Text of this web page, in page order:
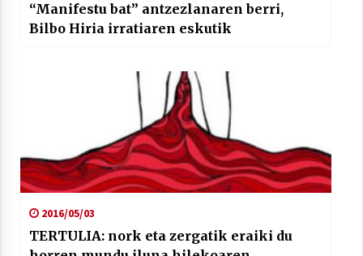
“Manifestu bat” antzezlanaren berri,
Bilbo Hiria irratiaren eskutik
2016/05/03
TERTULIA: nork eta zergatik eraiki du